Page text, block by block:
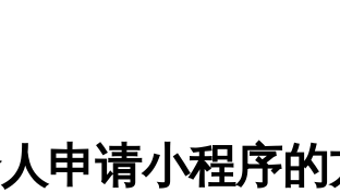
申请小程序